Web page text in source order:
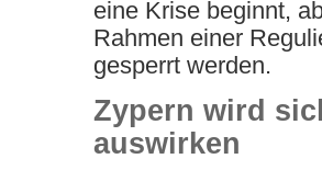
eine Krise beginnt,
Rahmen einer
gesperrt werden.
Zypern wird
auswirken